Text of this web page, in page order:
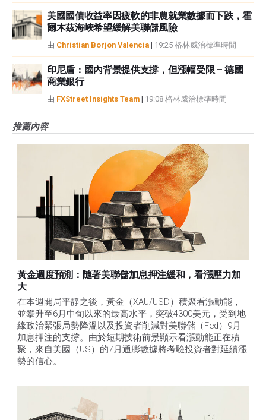
美國國債收益率因疲軟的非農就業數據而下跌，霍
爾木茲海峽希望緩解美聯儲風險
由 Christian Borjon Valencia | 19:25 格林威治標準時間
印尼盾：國內背景提供支撐，但漲幅受限 – 德國
商業銀行
由 FXStreet Insights Team | 19:08 格林威治標準時間
推薦內容
黃金週度預測：隨著美聯儲加息押注緩和，看漲壓力加
大
在本週開局平靜之後，黃金（XAU/USD）積聚看漲動能，
並攀升至6月中旬以來的最高水平，突破4300美元，受到地
緣政治緊張局勢降溫以及投資者削減對美聯儲（Fed）9月
加息押注的支撐。由於短期技術前景顯示看漲動能正在積
聚，來自美國（US）的7月通膨數據將考驗投資者對延續漲
勢的信心。